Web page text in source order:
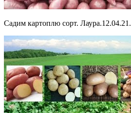
Садим картоплю сорт. Лаура.12.04.21.